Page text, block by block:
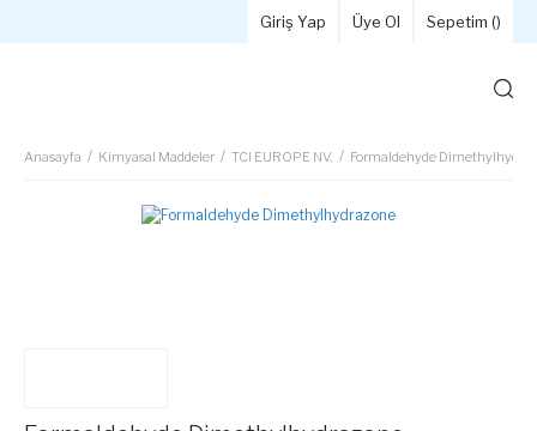
Giriş Yap Üye Ol Sepetim ()
Anasayfa Kimyasal Maddeler TCI EUROPE NV. Formaldehyde